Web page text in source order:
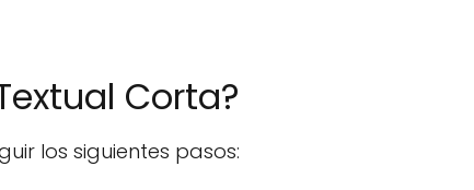
Corta?
los siguientes pasos: